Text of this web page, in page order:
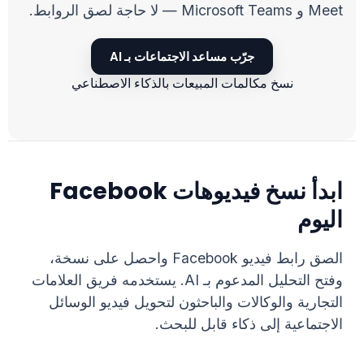
Meet و Microsoft Teams — لا حاجة لصق الروابط.
جرّب مساعد الاجتماعات بـ AI
نسخ مكالمات المبيعات بالذكاء الاصطناعي
ابدأ نسخ فيديوهات Facebook
اليوم
الصق رابط فيديو Facebook واحصل على نسخة،
وفتح التحليل المدعوم بـ AI. يستخدمه فريق العلامات
التجارية والوكالات والباحثون لتحويل فيديو الوسائل
الاجتماعية إلى ذكاء قابل للبحث.